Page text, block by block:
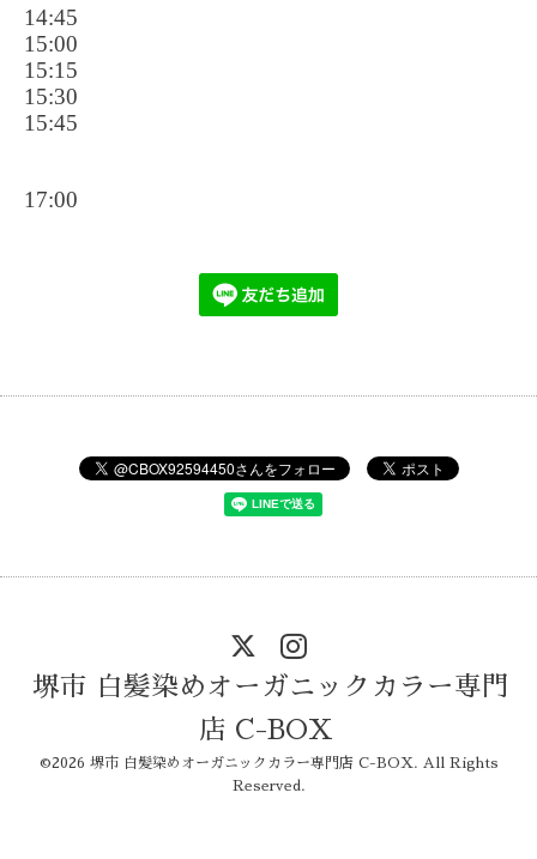
14:45
15:00
15:15
15:30
15:45
17:00
堺市 白髪染めオーガニックカラー専門
店 C-BOX
©2026 堺市 白髪染めオーガニックカラー専門店 C-BOX. All Rights
Reserved.